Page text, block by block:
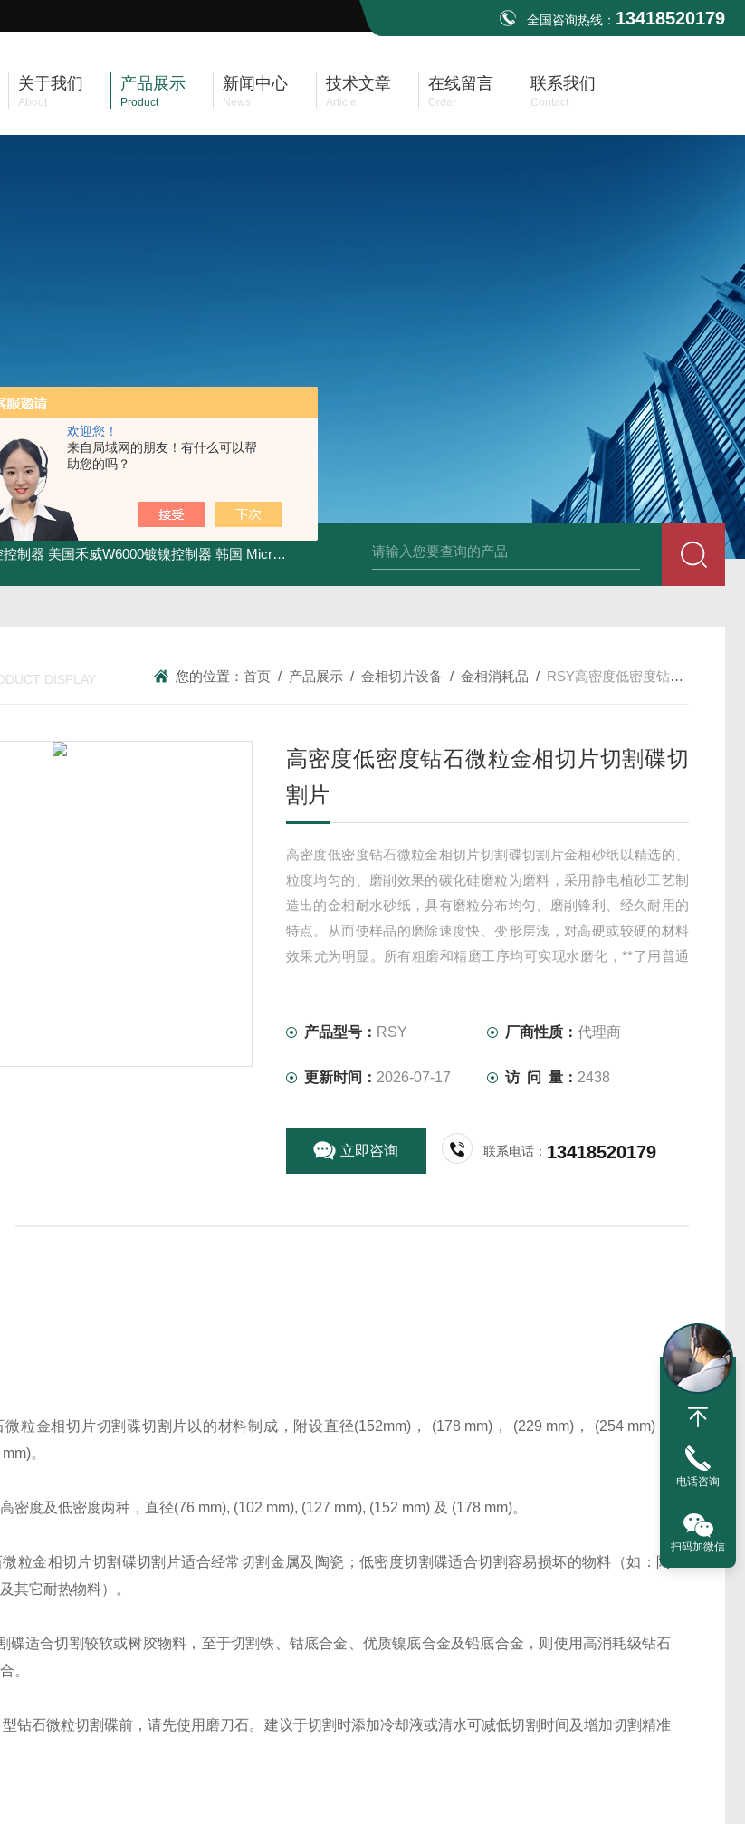
欢迎您！
来自局域网的朋友！有什么可以帮
助您的吗？
全国咨询热线： 13418520179
关于我们
About
产品展示
Product
新闻中心
News
技术文章
Article
在线留言
Order
联系我们
Contact
控制器 美国禾威W6000镀镍控制器 韩国 MicroPioneerXRF-2020 X射线荧光膜厚仪 韩国XRF-2020系列膜厚仪/测厚仪/X光机
DISPLAY 您的位置：首页 / 产品展示 /金相切片设备 /金相消耗品 / RSY高密度低密度钻石微粒金相切片切割碟切割片
高密度低密度钻石微粒金相切片切割碟切
割片
高密度低密度钻石微粒金相切片切割碟切割片金相砂纸以精选的、
粒度均匀的、磨削效果的碳化硅磨粒为磨料，采用静电植砂工艺制
造出的金相耐水砂纸，具有磨粒分布均匀、磨削锋利、经久耐用的
特点。从而使样品的磨除速度快、变形层浅，对高硬或较硬的材料
效果尤为明显。所有粗磨和精磨工序均可实现水磨化，**了用普通
产品型号： RSY 厂商性质：代理商
更新时间： 2026-07-17 访 问 量： 2438
立即咨询 联系电话： 13418520179
粒金相切片切割碟切割片 以的材料制成，附设直径(152mm) ， (178 mm) ， (229 mm) ， (254 mm)
。
密度及低密度两种，直径(76 mm), (102 mm), (127 mm), (152 mm) 及 (178 mm)。
粒金相切片切割碟切割片适合经常切割金属及陶瓷；低密度切割碟适合切割容易损坏的物料（如：陶
其它耐热物料）。
碟适合切割较软或树胶物料，至于切割铁、钴底合金、优质镍底合金及铅底合金，则使用高消耗级钻石
。
型钻石微粒切割碟前，请先使用磨刀石。建议于切割时添加冷却液或清水可减低切割时间及增加切割精准
电话咨询
扫码加微信